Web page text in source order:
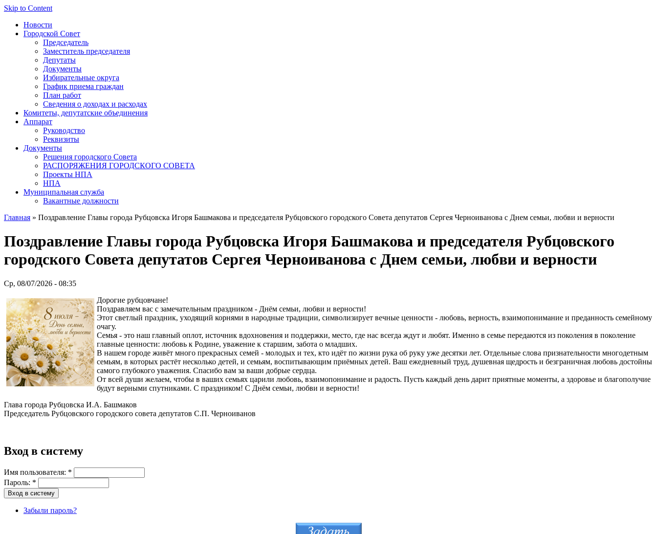
Skip to Content
Новости
Городской Совет
Председатель
Заместитель председателя
Депутаты
Документы
Избирательные округа
График приема граждан
План работ
Сведения о доходах и расходах
Комитеты, депутатские объединения
Аппарат
Руководство
Реквизиты
Документы
Решения городского Совета
РАСПОРЯЖЕНИЯ ГОРОДСКОГО СОВЕТА
Проекты НПА
НПА
Муниципальная служба
Вакантные должности
Главная » Поздравление Главы города Рубцовска Игоря Башмакова и председателя Рубцовского городского Совета депутатов Сергея Черноиванова с Днем семьи, любви и верности
Поздравление Главы города Рубцовска Игоря Башмакова и председателя Рубцовского
городского Совета депутатов Сергея Черноиванова с Днем семьи, любви и верности
Ср, 08/07/2026 - 08:35
Дорогие рубцовчане!
Поздравляем вас с замечательным праздником - Днём семьи, любви и верности!
Этот светлый праздник, уходящий корнями в народные традиции, символизирует вечные ценности - любовь, верность, взаимопонимание и преданность семейному
очагу.
Семья - это наш главный оплот, источник вдохновения и поддержки, место, где нас всегда ждут и любят. Именно в семье передаются из поколения в поколение
главные ценности: любовь к Родине, уважение к старшим, забота о младших.
В нашем городе живёт много прекрасных семей - молодых и тех, кто идёт по жизни рука об руку уже десятки лет. Отдельные слова признательности многодетным
семьям, в которых растёт несколько детей, и семьям, воспитывающим приёмных детей. Ваш ежедневный труд, душевная щедрость и безграничная любовь достойны
самого глубокого уважения. Спасибо вам за ваши добрые сердца.
От всей души желаем, чтобы в ваших семьях царили любовь, взаимопонимание и радость. Пусть каждый день дарит приятные моменты, а здоровье и благополучие
будут верными спутниками. С праздником! С Днём семьи, любви и верности!
Глава города Рубцовска И.А. Башмаков
Председатель Рубцовского городского совета депутатов С.П. Черноиванов
Вход в систему
Имя пользователя: *
Пароль: *
Забыли пароль?